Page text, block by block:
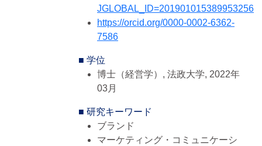
JGLOBAL_ID=201901015389953256
https://orcid.org/0000-0002-6362-
7586
■ 学位
博士（経営学）, 法政大学, 2022年
03月
■ 研究キーワード
ブランド
マーケティング・コミュニケーシ